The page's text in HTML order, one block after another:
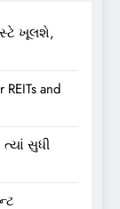
ખૂલશે,
and
સુધી